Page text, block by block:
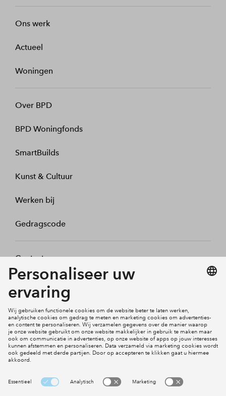
Ons werk
Actueel
Woningen
Over BPD
BPD Woningfonds
SmartBuilds
Kunst & Cultuur
Werken bij
Gedragscode
Contact
Mijn profiel
Social Media